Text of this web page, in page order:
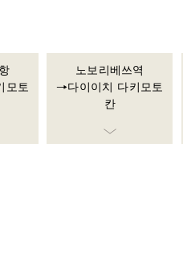
모토
노보리베쓰역
→다이이치 다키모토
칸